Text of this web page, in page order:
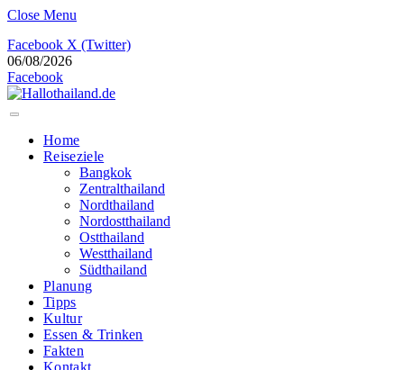
Close Menu
Facebook X (Twitter)
06/08/2026
Facebook
Home
Reiseziele
Bangkok
Zentralthailand
Nordthailand
Nordostthailand
Ostthailand
Westthailand
Südthailand
Planung
Tipps
Kultur
Essen & Trinken
Fakten
Kontakt